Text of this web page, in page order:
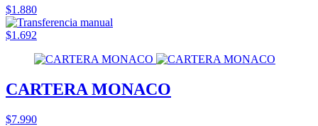
$1.880
$1.692
CARTERA MONACO
$7.990